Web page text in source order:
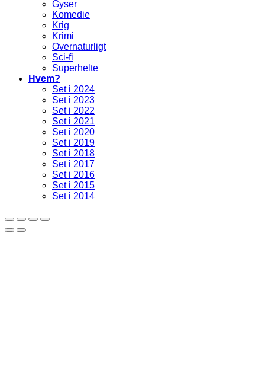
Gyser
Komedie
Krig
Krimi
Overnaturligt
Sci-fi
Superhelte
Hvem?
Set i 2024
Set i 2023
Set i 2022
Set i 2021
Set i 2020
Set i 2019
Set i 2018
Set i 2017
Set i 2016
Set i 2015
Set i 2014